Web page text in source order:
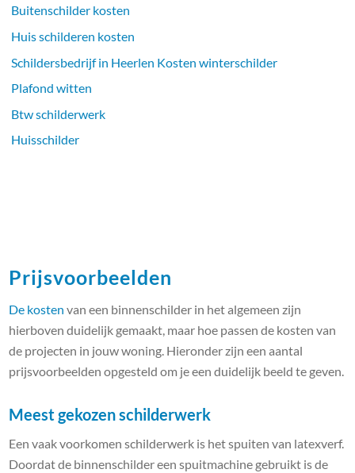
Buitenschilder kosten
Huis schilderen kosten
Schildersbedrijf in Heerlen Kosten winterschilder
Plafond witten
Btw schilderwerk
Huisschilder
Prijsvoorbeelden
De kosten van een binnenschilder in het algemeen zijn
hierboven duidelijk gemaakt, maar hoe passen de kosten van
de projecten in jouw woning. Hieronder zijn een aantal
prijsvoorbeelden opgesteld om je een duidelijk beeld te geven.
Meest gekozen schilderwerk
Een vaak voorkomen schilderwerk is het spuiten van latexverf.
Doordat de binnenschilder een spuitmachine gebruikt is de